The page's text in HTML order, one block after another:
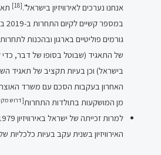
אנחנו נערכים לאירוויזיון בישראל".[18]
גורמים פוליטיים בארגון ובהכנות
של התאגיד (שבוטל בסופו של דבר,
בישראל) וכן בעיות תקציב של תאגיד
האחרון בעקבות הסכם עם משרד
מן המושקעות בתולדות התחרות[דרוש
האירוויזיון בשנית עקב בעיות כלכליות